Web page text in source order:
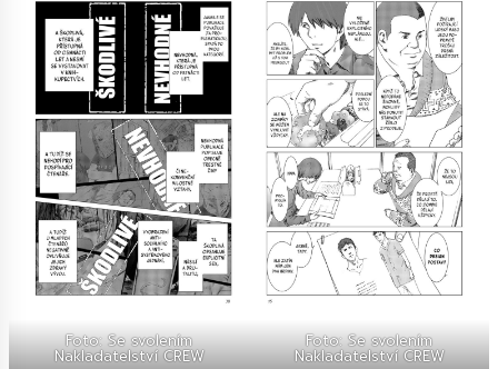
Foto: Se svolením
Nakladatelství CREW
Foto: Se svolením
Nakladatelství CREW